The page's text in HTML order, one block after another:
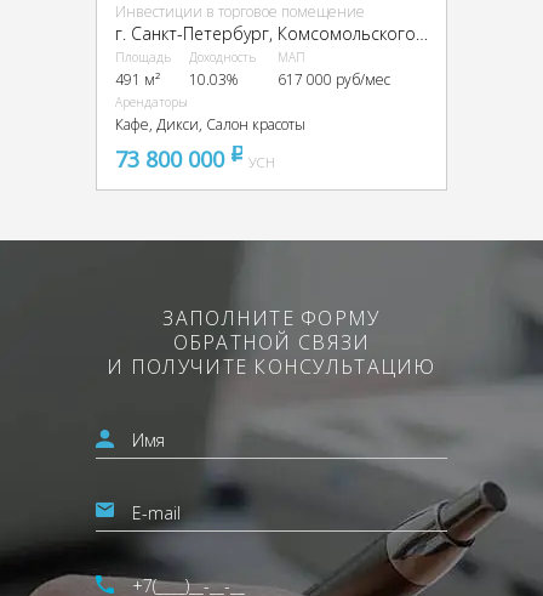
Инвестиции в торговое помещение
г. Санкт-Петербург, Комсомольского канала наб., 19
Площадь
491 м²
Доходность
10.03%
МАП
617 000 руб/мес
Арендаторы
Кафе, Дикси, Салон красоты
73 800 000 pуб
УСН
ЗАПОЛНИТЕ ФОРМУ
ОБРАТНОЙ СВЯЗИ
И ПОЛУЧИТЕ КОНСУЛЬТАЦИЮ